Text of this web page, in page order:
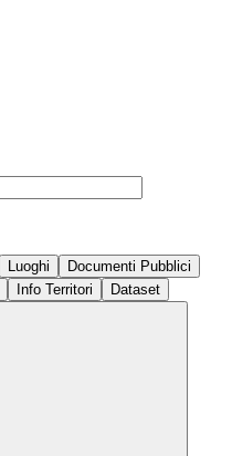
Luoghi
Documenti Pubblici
Info Territori Dataset